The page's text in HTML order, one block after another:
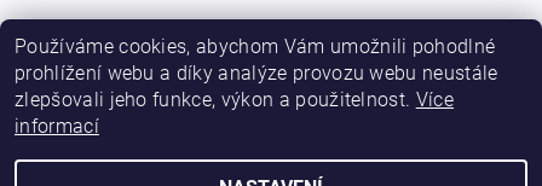
Používáme cookies, abychom Vám umožnili pohodlné
prohlížení webu a díky analýze provozu webu neustále
zlepšovali jeho funkce, výkon a použitelnost. Více
informací